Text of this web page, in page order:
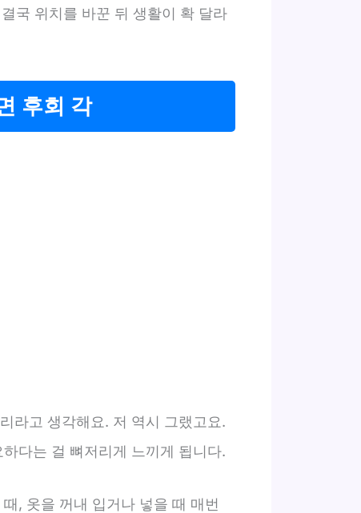
국 위치를 바꾼 뒤 생활이 확 달라
후회 각
라고 생각해요. 저 역시 그랬고요.
다는 걸 뼈저리게 느끼게 됩니다.
, 옷을 꺼내 입거나 넣을 때 매번